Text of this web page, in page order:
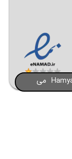
تمام حقوق این سایت متعلق به Hamyar HSE می